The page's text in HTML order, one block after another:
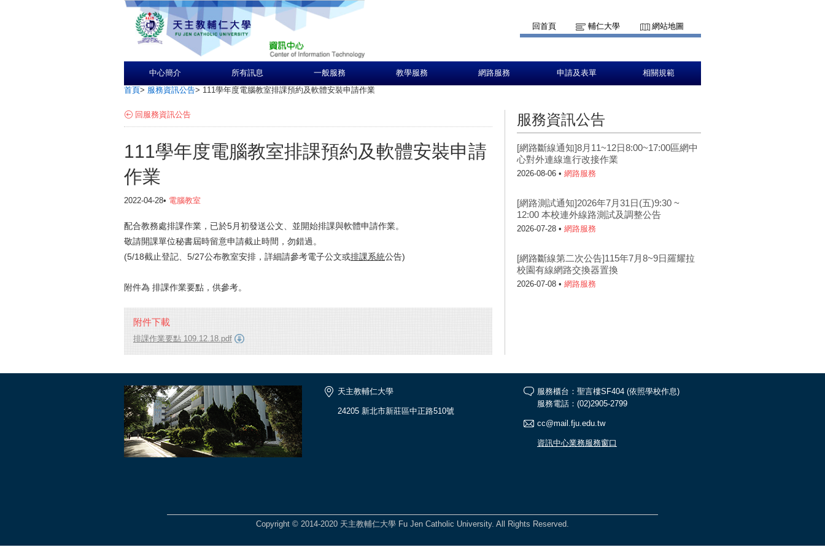
回首頁 輔仁大學 網站地圖
中心簡介 所有訊息 一般服務 教學服務 網路服務 申請及表單 相關規範
首頁> 服務資訊公告> 111學年度電腦教室排課預約及軟體安裝申請作業
回服務資訊公告
111學年度電腦教室排課預約及軟體安裝申請
作業
2022-04-28• 電腦教室
配合教務處排課作業，已於5月初發送公文、並開始排課與軟體申請作業。
敬請開課單位秘書屆時留意申請截止時間，勿錯過。
(5/18截止登記、5/27公布教室安排，詳細請參考電子公文或排課系統公告)
附件為 排課作業要點，供參考。
附件下載
排課作業要點 109.12.18.pdf
服務資訊公告
[網路斷線通知]8月11~12日8:00~17:00區網中
心對外連線進行改接作業
2026-08-06 • 網路服務
[網路測試通知]2026年7月31日(五)9:30 ~
12:00 本校連外線路測試及調整公告
2026-07-28 • 網路服務
[網路斷線第二次公告]115年7月8~9日羅耀拉
校園有線網路交換器置換
2026-07-08 • 網路服務
天主教輔仁大學
24205 新北市新莊區中正路510號
服務櫃台：聖言樓SF404 (依照學校作息)
服務電話：(02)2905-2799
cc@mail.fju.edu.tw
資訊中心業務服務窗口
Copyright © 2014-2020 天主教輔仁大學 Fu Jen Catholic University. All Rights Reserved.